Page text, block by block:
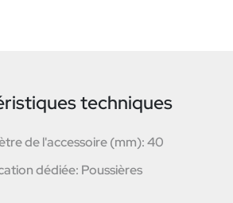
techniques
de l'accessoire (mm): 40
dédiée: Poussières